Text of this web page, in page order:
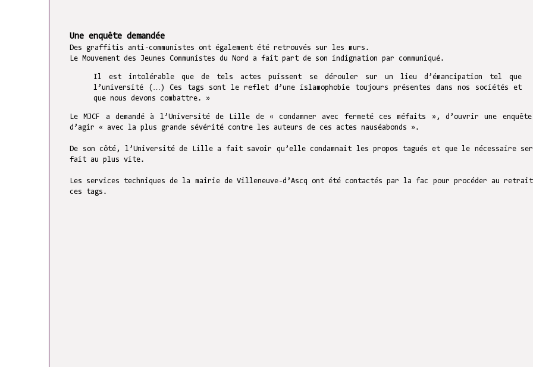
Une enquête demandée
Des graffitis anti-communistes ont également été retrouvés sur les murs.
Le Mouvement des Jeunes Communistes du Nord a fait part de son indignation par communiqué.
Il est intolérable que de tels actes puissent se dérouler sur un lieu d’émancipation tel que
l’université (…) Ces tags sont le reflet d’une islamophobie toujours présentes dans nos sociétés et
que nous devons combattre. »
Le MJCF a demandé à l’Université de Lille de « condamner avec fermeté ces méfaits », d’ouvrir une
d’agir « avec la plus grande sévérité contre les auteurs de ces actes nauséabonds ».
De son côté, l’Université de Lille a fait savoir qu’elle condamnait les propos tagués et que le nécessaire
fait au plus vite.
Les services techniques de la mairie de Villeneuve-d’Ascq ont été contactés par la fac pour procéder au
ces tags.